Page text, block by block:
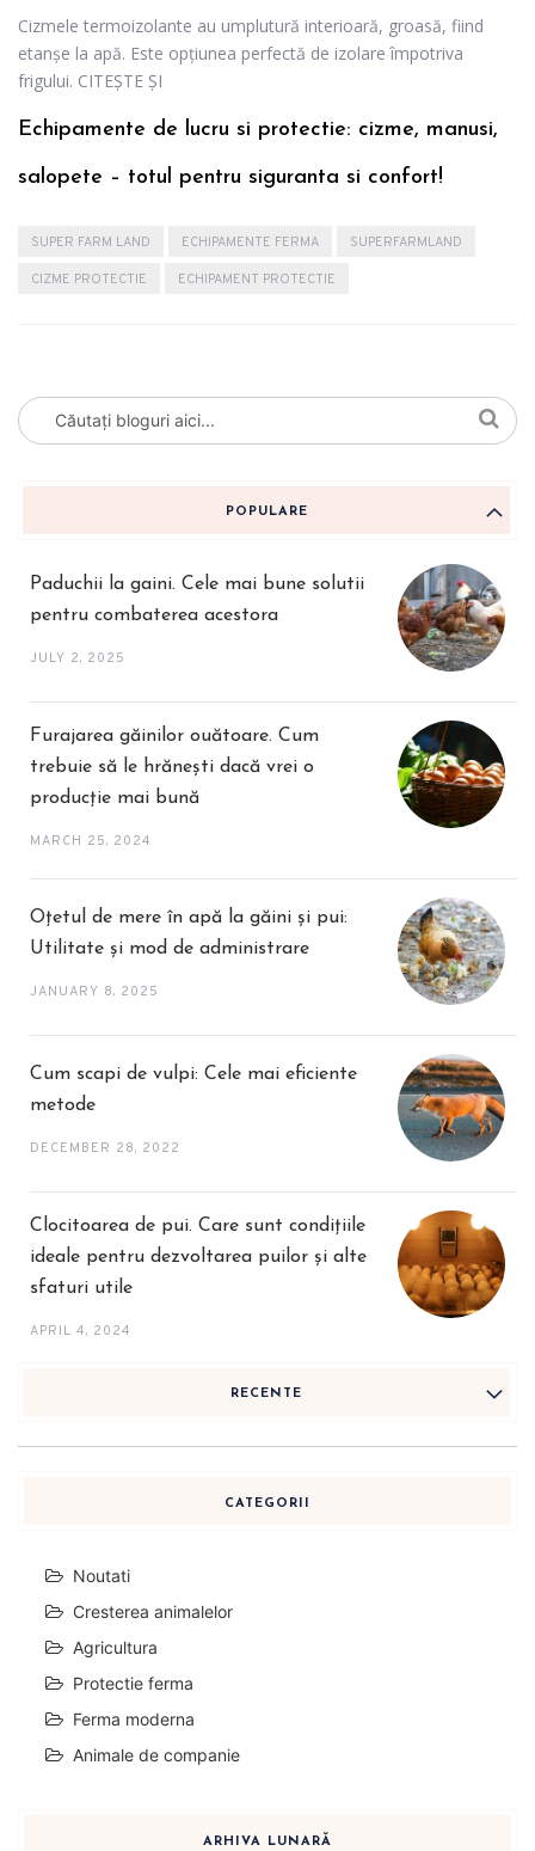
Cizmele termoizolante au umplutură interioară, groasă, fiind
etanșe la apă. Este opțiunea perfectă de izolare împotriva
frigului. CITEȘTE ȘI
Echipamente de lucru si protectie: cizme, manusi,
salopete – totul pentru siguranta si confort!
SUPER FARM LAND ECHIPAMENTE FERMA SUPERFARMLAND
CIZME PROTECTIE ECHIPAMENT PROTECTIE
POPULARE
Paduchii la gaini. Cele mai bune solutii
pentru combaterea acestora
JULY 2, 2025
Furajarea găinilor ouătoare. Cum
trebuie să le hrănești dacă vrei o
producție mai bună
MARCH 25, 2024
Oțetul de mere în apă la găini și pui:
Utilitate și mod de administrare
JANUARY 8, 2025
Cum scapi de vulpi: Cele mai eficiente
metode
DECEMBER 28, 2022
Clocitoarea de pui. Care sunt condițiile
ideale pentru dezvoltarea puilor și alte
sfaturi utile
APRIL 4, 2024
RECENTE
CATEGORII
Noutati
Cresterea animalelor
Agricultura
Protectie ferma
Ferma moderna
Animale de companie
ARHIVA LUNARĂ